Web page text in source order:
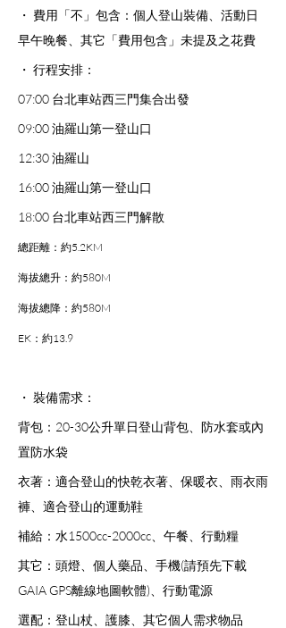
・ 費用「不」包含：個人登山裝備、活動日
早午晚餐、其它「費用包含」未提及之花費
・ 行程安排：
07:00 台北車站西三門集合出發
09:00 油羅山第一登山口
12:30 油羅山
16:00 油羅山第一登山口
18:00 台北車站西三門解散
總距離：約5.2KM
海拔總升：約580M
海拔總降：約580M
EK：約13.9
・ 裝備需求：
背包：20-30公升單日登山背包、防水套或內
置防水袋
衣著：適合登山的快乾衣著、保暖衣、雨衣雨
褲、適合登山的運動鞋
補給：水1500cc-2000cc、午餐、行動糧
其它：頭燈、個人藥品、手機(請預先下載
GAIA GPS離線地圖軟體)、行動電源
選配：登山杖、護膝、其它個人需求物品